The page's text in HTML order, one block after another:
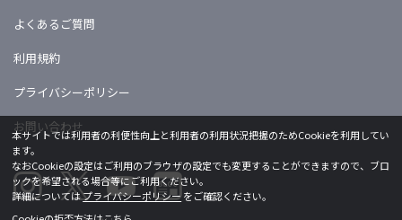
よくあるご質問
利用規約
プライバシーポリシー
お問い合わせ
本サイトでは利用者の利便性向上と利用者の利用状況把握のためCookieを利用してい
ます。
なおCookieの設定はご利用のブラウザの設定でも変更することができますので、ブロ
ックを希望される場合等にご利用ください。
詳細についてはプライバシーポリシーをご確認ください。